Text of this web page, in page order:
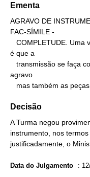
Ementa
AGRAVO DE
FAC-SÍMILE -
é que a
agravo
mas também as
Decisão
A Turma negou
instrumento, nos
justificadamente, o
Data do Julgamento :